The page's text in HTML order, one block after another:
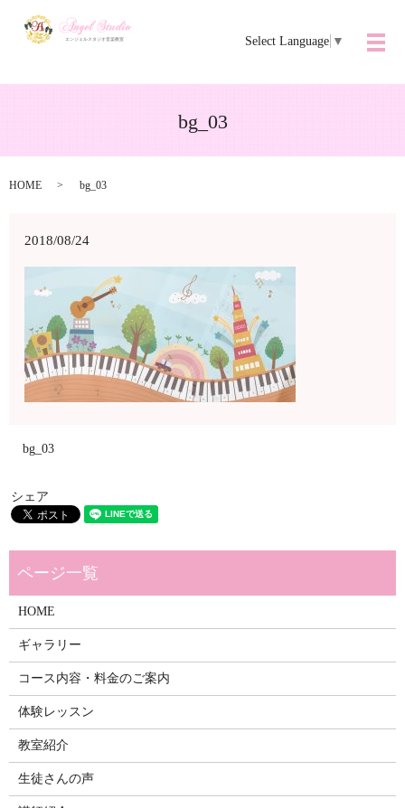
Select Language ▼
メ
bg_03
HOME bg_03
2018/08/24
bg_03
シェア
HOME
ギャラリー
コース内容・料金のご案内
体験レッスン
教室紹介
生徒さんの声